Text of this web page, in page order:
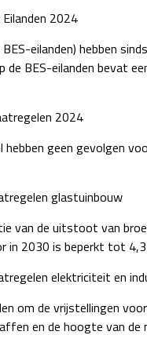
2024
eilanden) hebben
BES-eilanden bevat
2024
geen gevolgen
glastuinbouw
van de uitstoot van
in 2030 is beperkt tot
elektriciteit en
om de vrijstellingen
en de hoogte van de